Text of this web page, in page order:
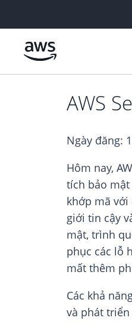
AWS
Ngày đăng:
Hôm nay,
tích bảo mật
khớp mã với
giới tin cậy
mật, trình
phục các lỗ
mất thêm
Các khả
và phát